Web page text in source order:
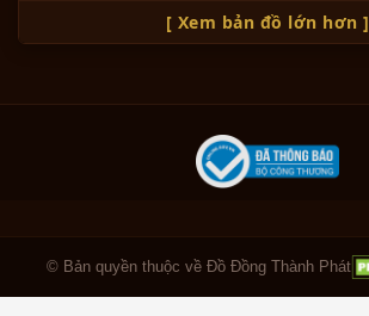
[ Xem bản đồ lớn hơn ]
© Bản quyền thuộc về Đồ Đồng Thành Phát